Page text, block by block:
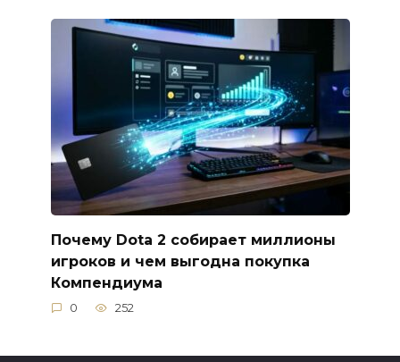
Почему Dota 2 собирает миллионы
игроков и чем выгодна покупка
Компендиума
0 252